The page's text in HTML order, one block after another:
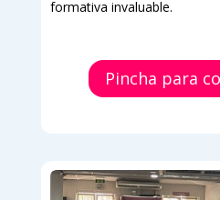
formativa invaluable.
Pincha para